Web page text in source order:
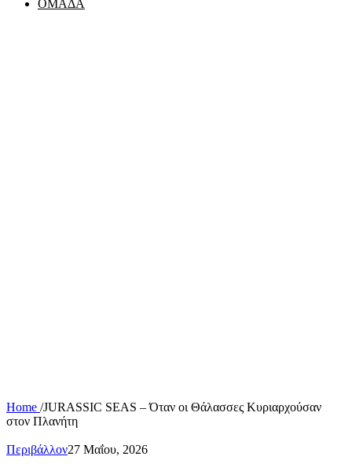
ΟΜΑΔΑ
Home /JURASSIC SEAS – Όταν οι Θάλασσες Κυριαρχούσαν
στον Πλανήτη
Περιβάλλον27 Μαΐου, 2026